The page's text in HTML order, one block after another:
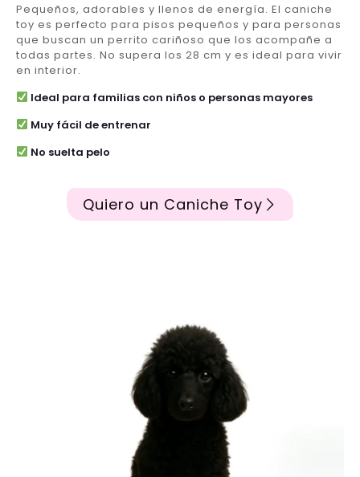
Pequeños, adorables y llenos de energía. El caniche
toy es perfecto para pisos pequeños y para personas
que buscan un perrito cariñoso que los acompañe a
todas partes. No supera los 28 cm y es ideal para vivir
en interior.
Ideal para familias con niños o personas mayores
Muy fácil de entrenar
No suelta pelo
Quiero un Caniche Toy